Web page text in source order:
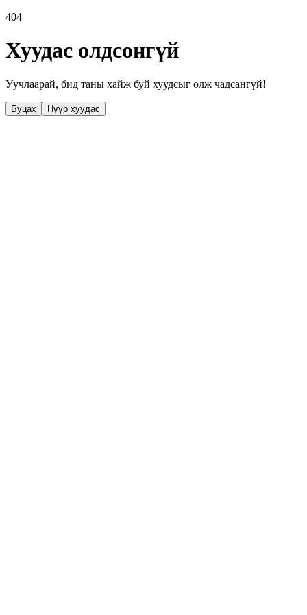
404
Хуудас олдсонгүй
Уучлаарай, бид таны хайж буй хуудсыг олж чадсангүй!
Буцах Нүүр хуудас